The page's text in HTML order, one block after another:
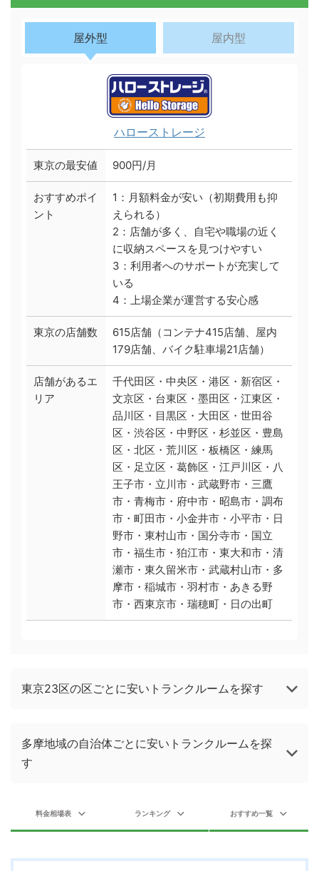
屋外型 屋内型
ハローストレージ
東京の最安値 900円/月
おすすめポイ
ント
1：月額料金が安い（初期費用も抑
えられる）
2：店舗が多く、自宅や職場の近く
に収納スペースを見つけやすい
3：利用者へのサポートが充実して
いる
4：上場企業が運営する安心感
東京の店舗数
615店舗（コンテナ415店舗、屋内
179店舗、バイク駐車場21店舗）
店舗があるエ
リア
千代田区・中央区・港区・新宿区・
文京区・台東区・墨田区・江東区・
品川区・目黒区・大田区・世田谷
区・渋谷区・中野区・杉並区・豊島
区・北区・荒川区・板橋区・練馬
区・足立区・葛飾区・江戸川区・八
王子市・立川市・武蔵野市・三鷹
市・青梅市・府中市・昭島市・調布
市・町田市・小金井市・小平市・日
野市・東村山市・国分寺市・国立
市・福生市・狛江市・東大和市・清
瀬市・東久留米市・武蔵村山市・多
摩市・稲城市・羽村市・あきる野
市・西東京市・瑞穂町・日の出町
東京23区の区ごとに安いトランクルームを探す
多摩地域の自治体ごとに安いトランクルームを探
す
料金相場表 ランキング おすすめ一覧